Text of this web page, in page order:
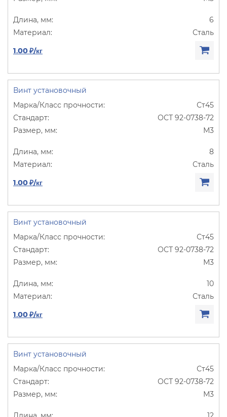
6
Сталь
1.00 ₽/кг
Винт установочный
Ст45
ОСТ 92-0738-72
М3
8
Сталь
1.00 ₽/кг
Винт установочный
Ст45
ОСТ 92-0738-72
М3
10
Сталь
1.00 ₽/кг
Винт установочный
Ст45
ОСТ 92-0738-72
М3